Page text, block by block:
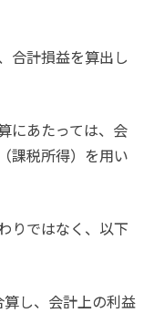
合計損益を算出し
にあたっては、会
課税所得）を用い
りではなく、以下
し、会計上の利益